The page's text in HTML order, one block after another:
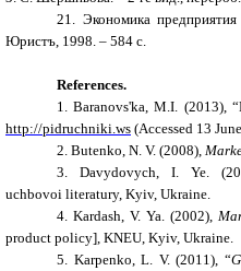
21.
Экономика
Юристъ, 1998. – 584 с.
References.
1. Baranovs'ka, M.I. (2013),
http://pidruchniki.ws (Accessed 13
2. Butenko, N. V. (2008),
3. Davydovych, I. Ye.
uchbovoi literatury, Kyiv, Ukraine.
4. Kardash, V. Ya. (2002),
product policy], KNEU, Kyiv, Ukraine.
5. Karpenko, L. V. (2011), “